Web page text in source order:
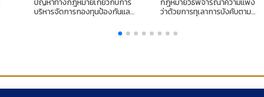
บริหารจัดการกองทุนป้องกันและ
ราชบัญญัติป้องกันและปราบ
ปรามการฟอกเงิน พ.ศ. 2542
ว่าด้วยการทุเลาการบังคับตามคำ